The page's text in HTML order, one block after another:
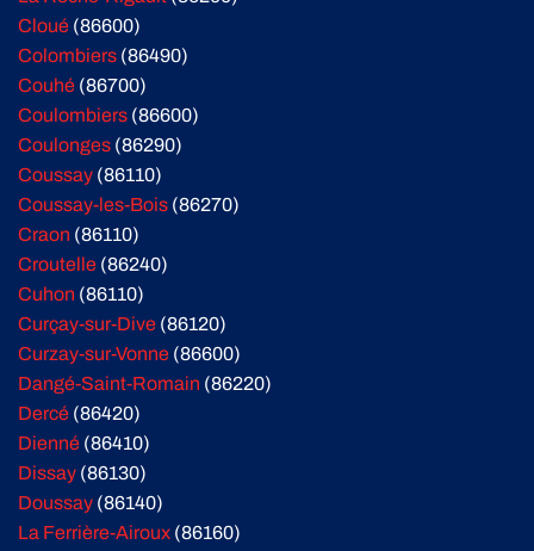
Cloué (86600)
Colombiers (86490)
Couhé (86700)
Coulombiers (86600)
Coulonges (86290)
Coussay (86110)
Coussay-les-Bois (86270)
Craon (86110)
Croutelle (86240)
Cuhon (86110)
Curçay-sur-Dive (86120)
Curzay-sur-Vonne (86600)
Dangé-Saint-Romain (86220)
Dercé (86420)
Dienné (86410)
Dissay (86130)
Doussay (86140)
La Ferrière-Airoux (86160)